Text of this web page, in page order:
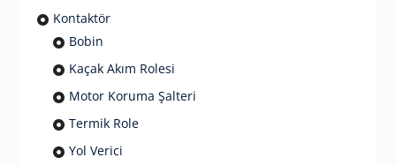
Kontaktör
Bobin
Kaçak Akım Rolesi
Motor Koruma Şalteri
Termik Role
Yol Verici